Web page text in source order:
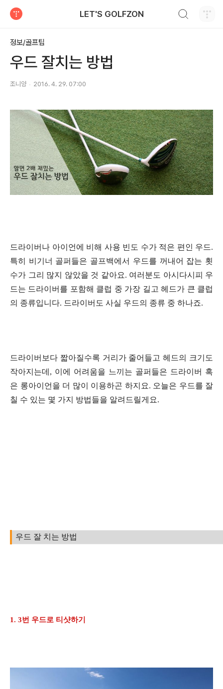
LET'S GOLFZON
정보/골프팁
우드 잘치는 방법
조니양 2016. 4. 29. 07:00
드라이버나 아이언에 비해 사용 빈도 수가 적은 편인 우드.
특히 비기너 골퍼들은 골프백에서 우드를 꺼내어 잡는 횟
수가 그리 많지 않았을 것 같아요. 여러분도 아시다시피 우
드는 드라이버를 포함해 클럽 중 가장 길고 헤드가 큰 클럽
의 종류입니다. 드라이버도 사실 우드의 종류 중 하나죠.
드라이버보다 짧아질수록 거리가 줄어들고 헤드의 크기도
작아지는데, 이에 어려움을 느끼는 골퍼들은 드라이버 혹
은 롱아이언을 더 많이 이용하곤 하지요. 오늘은 우드를 잘
칠 수 있는 몇 가지 방법들을 알려드릴게요.
우드 잘 치는 방법
1. 3번 우드로 티샷하기